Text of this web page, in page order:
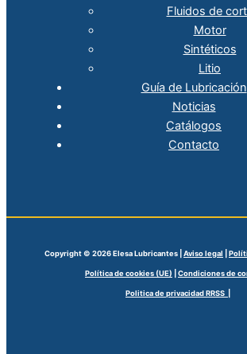
Fluidos de
Motor
Sintéticos
Litio
Guía de Lubricación
Noticias
Catálogos
Contacto
Copyright © 2026 Elesa Lubricantes | Aviso legal
Política de cookies (UE) Condiciones de
Politica de privacidad RRSS |